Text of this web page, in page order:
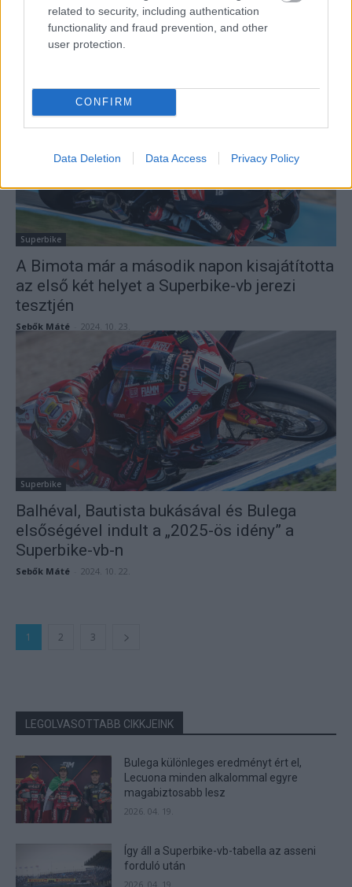
related to security, including authentication
functionality and fraud prevention, and other
user protection.
CONFIRM
Data Deletion Data Access Privacy Policy
Superbike
Büntetés miatt változik a Superbike-vb első
Superbike
A Bimota már a második napon kisajátította
az első két helyet a Superbike-vb jerezi
tesztjén
Sebők Máté 2024. 10. 23.
Superbike
Balhéval, Bautista bukásával és Bulega
elsőségével indult a „2025-ös idény” a
Superbike-vb-n
Sebők Máté 2024. 10. 22.
1 2 3
LEGOLVASOTTABB CIKKJEINK
Bulega különleges eredményt ért el,
Lecuona minden alkalommal egyre
magabiztosabb lesz
2026. 04. 19.
Így áll a Superbike-vb-tabella az asseni
forduló után
2026. 04. 19.